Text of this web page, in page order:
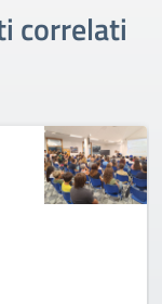
correlati